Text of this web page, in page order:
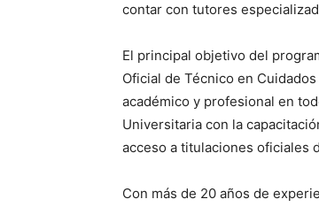
contar con tutores
El principal objetivo del
Oficial de Técnico en
académico y profesional en
Universitaria con la
acceso a titulaciones oficiales
Con más de 20 años de